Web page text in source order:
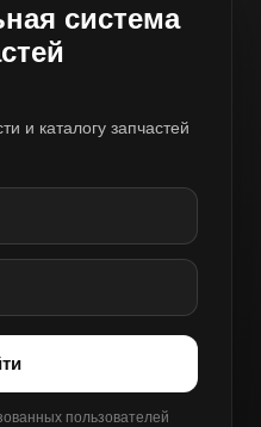
система
и каталогу запчастей
пользователей